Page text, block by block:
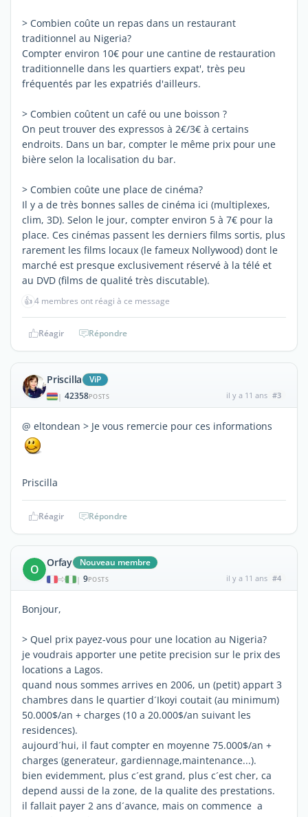
> Combien coûte un repas dans un restaurant
traditionnel au Nigeria?
Compter environ 10€ pour une cantine de restauration
traditionnelle dans les quartiers expat', très peu
fréquentés par les expatriés d'ailleurs.
> Combien coûtent un café ou une boisson ?
On peut trouver des expressos à 2€/3€ à certains
endroits. Dans un bar, compter le même prix pour une
bière selon la localisation du bar.
> Combien coûte une place de cinéma?
Il y a de très bonnes salles de cinéma ici (multiplexes,
clim, 3D). Selon le jour, compter environ 5 à 7€ pour la
place. Ces cinémas passent les derniers films sortis, plus
rarement les films locaux (le fameux Nollywood) dont le
marché est presque exclusivement réservé à la télé et
au DVD (films de qualité très discutable).
👍4 membres ont réagi à ce message
Réagir Répondre
Priscilla ViP
| 42358POSTS il y a 11 ans #3
@ eltondean > Je vous remercie pour ces informations
Priscilla
Réagir Répondre
O Orfay Nouveau membre
| 9POSTS il y a 11 ans #4
Bonjour,
> Quel prix payez-vous pour une location au Nigeria?
je voudrais apporter une petite precision sur le prix des
locations a Lagos.
quand nous sommes arrives en 2006, un (petit) appart 3
chambres dans le quartier d´Ikoyi coutait (au minimum)
50.000$/an + charges (10 a 20.000$/an suivant les
residences).
aujourd´hui, il faut compter en moyenne 75.000$/an +
charges (generateur, gardiennage,maintenance...).
bien evidemment, plus c´est grand, plus c´est cher, ca
depend aussi de la zone, de la qualite des prestations.
il fallait payer 2 ans d´avance, mais on commence a